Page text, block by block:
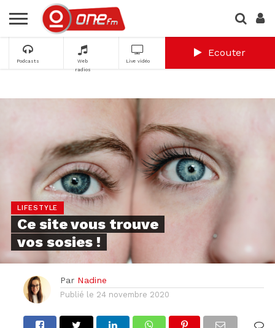
Podcasts
Web
radios
Live vidéo
Ecouter
LIFESTYLE
Ce site vous trouve
vos sosies !
Par Nadine
Publié le 24 novembre 2020